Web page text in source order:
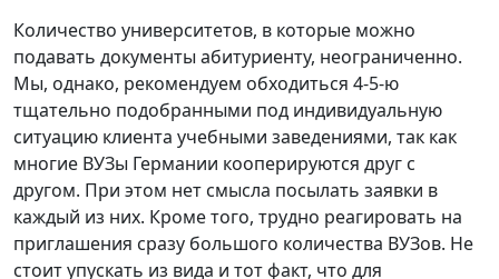
Количество университетов, в которые можно
подавать документы абитуриенту, неограниченно.
Мы, однако, рекомендуем обходиться 4-5-ю
тщательно подобранными под индивидуальную
ситуацию клиента учебными заведениями, так как
многие ВУЗы Германии кооперируются друг с
другом. При этом нет смысла посылать заявки в
каждый из них. Кроме того, трудно реагировать на
приглашения сразу большого количества ВУЗов. Не
стоит упускать из вида и тот факт, что для